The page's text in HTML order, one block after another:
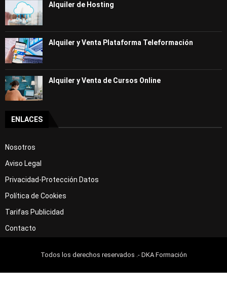
Alquiler de Hosting
Alquiler y Venta Plataforma Teleformación
Alquiler y Venta de Cursos Online
ENLACES
Nosotros
Aviso Legal
Privacidad-Protección Datos
Política de Cookies
Tarifas Publicidad
Contacto
Todos los derechos reservados .- DKA Formación